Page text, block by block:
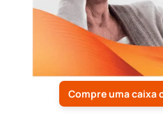
Compre uma caixa